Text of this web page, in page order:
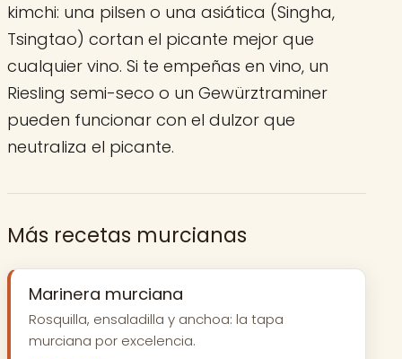
kimchi: una pilsen o una asiática (Singha,
Tsingtao) cortan el picante mejor que
cualquier vino. Si te empeñas en vino, un
Riesling semi-seco o un Gewürztraminer
pueden funcionar con el dulzor que
neutraliza el picante.
Más recetas murcianas
Marinera murciana
Rosquilla, ensaladilla y anchoa: la tapa
murciana por excelencia.